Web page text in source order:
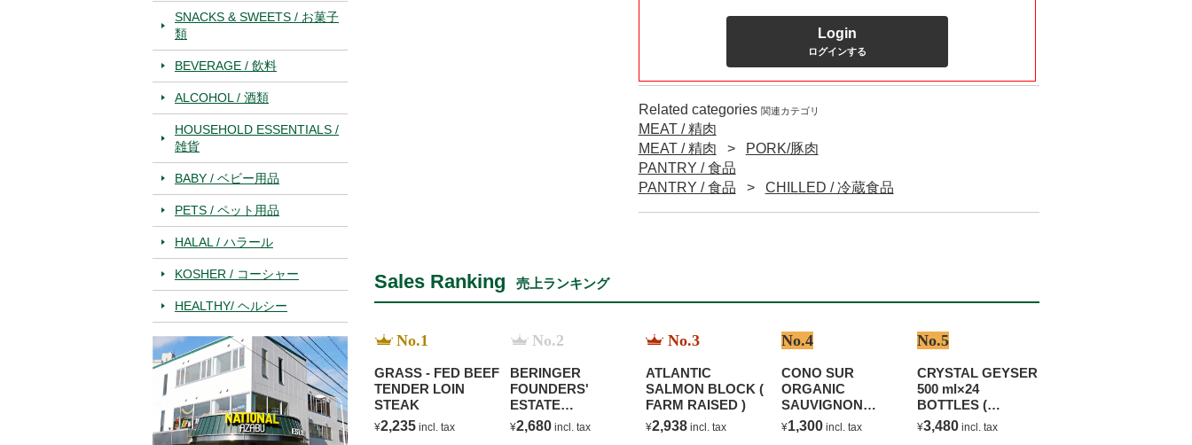
SNACKS & SWEETS / お菓子
類
BEVERAGE / 飲料
ALCOHOL / 酒類
HOUSEHOLD ESSENTIALS /
雑貨
BABY / ベビー用品
PETS / ペット用品
HALAL / ハラール
KOSHER / コーシャー
HEALTHY/ ヘルシー
Login
ログインする
Related categories 関連カテゴリ
MEAT / 精肉
MEAT / 精肉
PORK/豚肉
PANTRY / 食品
PANTRY / 食品
CHILLED / 冷蔵食品
Sales Ranking 売上ランキング
No.1
GRASS - FED BEEF
TENDER LOIN
STEAK
¥2,235 incl. tax
No.2
BERINGER
FOUNDERS'
ESTATE
CHARDONNAY
¥2,680 incl. tax
No.3
ATLANTIC
SALMON BLOCK (
FARM RAISED )
¥2,938 incl. tax
No.4
CONO SUR
ORGANIC
SAUVIGNON
BLANC
¥1,300 incl. tax
No.5
CRYSTAL GEYSER
500 ml×24
BOTTLES (
NATURAL
MINERAL WATER )
¥3,480 incl. tax